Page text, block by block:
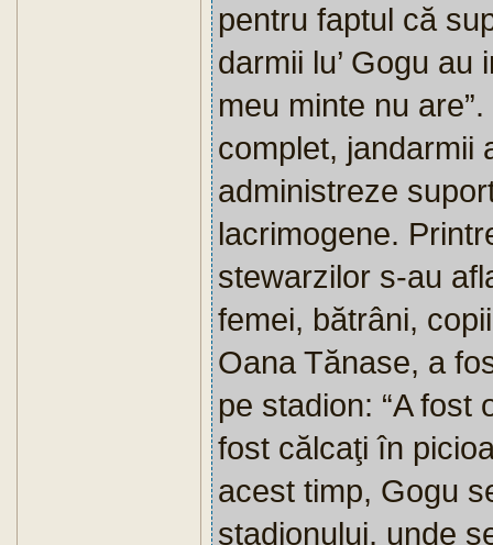
pentru faptul că
darmii lu’ Gogu au
meu minte nu
complet, jandarmii
administreze
lacrimogene.
stewarzilor s-au
femei, bătrâni,
Oana Tănase, a
pe stadi­on: “A fost
fost călcaţi în
acest timp, Gogu
stadionului, unde